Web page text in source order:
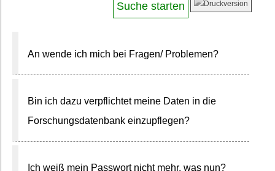
An wende ich mich bei Fragen/ Problemen?
Bin ich dazu verpflichtet meine Daten in die
Forschungsdatenbank einzupflegen?
Ich weiß mein Passwort nicht mehr, was nun?